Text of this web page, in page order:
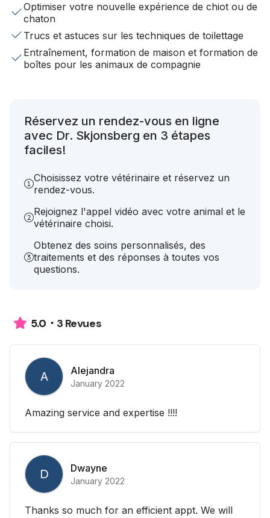
Optimiser votre nouvelle expérience de chiot ou de
chaton
Trucs et astuces sur les techniques de toilettage
Entraînement, formation de maison et formation de
boîtes pour les animaux de compagnie
Réservez un rendez-vous en ligne
avec Dr. Skjonsberg en 3 étapes
faciles!
Choisissez votre vétérinaire et réservez un
rendez-vous.
Rejoignez l'appel vidéo avec votre animal et le
vétérinaire choisi.
Obtenez des soins personnalisés, des
traitements et des réponses à toutes vos
questions.
5.0 3 Revues
A Alejandra
January 2022
Amazing service and expertise !!!!
D Dwayne
January 2022
Thanks so much for an efficient appt. We will